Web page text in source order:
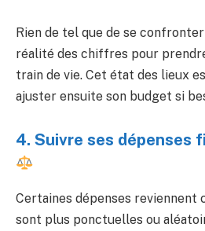
Rien de tel que de se
réalité des chiffres pour
train de vie. Cet état des lieux
ajuster ensuite son budget si
4. Suivre ses dépenses
Certaines dépenses reviennent
sont plus ponctuelles ou